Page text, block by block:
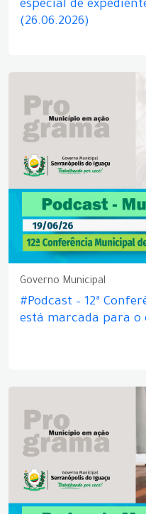
especial de
(26.06.2026)
Governo Municipal
#Podcast – 12ª
está marcada para o